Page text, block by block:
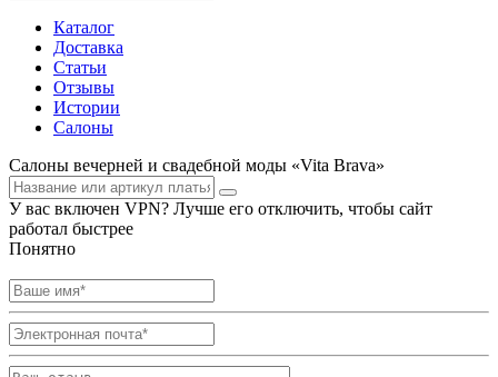
Каталог
Доставка
Статьи
Отзывы
Истории
Салоны
Салоны вечерней и свадебной моды «Vita Brava»
У вас включен VPN? Лучше его отключить, чтобы сайт
работал быстрее
Понятно